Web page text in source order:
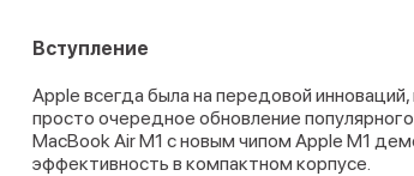
Вступление
Apple всегда была на передовой
просто очередное обновление
MacBook Air M1 с новым чипом Apple M1
эффективность в компактном корпусе.